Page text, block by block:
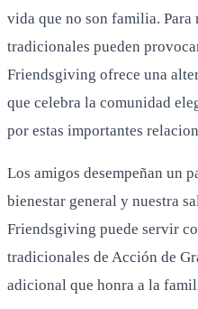
vida que no son familia.
tradicionales pueden
Friendsgiving ofrece una
que celebra la comunidad
por estas importantes
Los amigos desempeñan un
bienestar general y nuestra
Friendsgiving puede servir
tradicionales de Acción de
adicional que honra a la